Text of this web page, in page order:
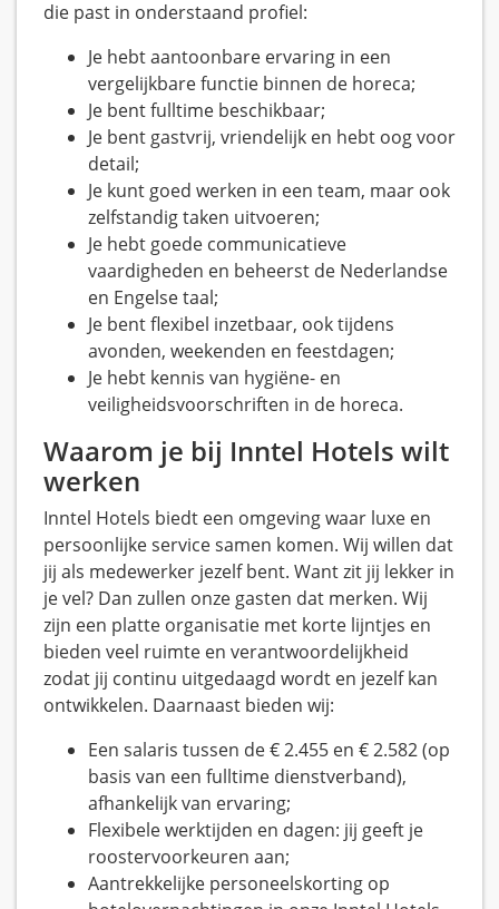
die past in onderstaand profiel:
Je hebt aantoonbare ervaring in een
vergelijkbare functie binnen de horeca;
Je bent fulltime beschikbaar;
Je bent gastvrij, vriendelijk en hebt oog voor
detail;
Je kunt goed werken in een team, maar ook
zelfstandig taken uitvoeren;
Je hebt goede communicatieve
vaardigheden en beheerst de Nederlandse
en Engelse taal;
Je bent flexibel inzetbaar, ook tijdens
avonden, weekenden en feestdagen;
Je hebt kennis van hygiëne- en
veiligheidsvoorschriften in de horeca.
Waarom je bij Inntel Hotels wilt
werken
Inntel Hotels biedt een omgeving waar luxe en
persoonlijke service samen komen. Wij willen dat
jij als medewerker jezelf bent. Want zit jij lekker in
je vel? Dan zullen onze gasten dat merken. Wij
zijn een platte organisatie met korte lijntjes en
bieden veel ruimte en verantwoordelijkheid
zodat jij continu uitgedaagd wordt en jezelf kan
ontwikkelen. Daarnaast bieden wij:
Een salaris tussen de € 2.455 en € 2.582 (op
basis van een fulltime dienstverband),
afhankelijk van ervaring;
Flexibele werktijden en dagen: jij geeft je
roostervoorkeuren aan;
Aantrekkelijke personeelskorting op